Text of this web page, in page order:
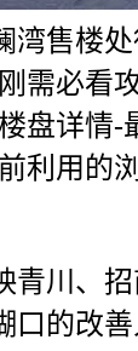
湾售楼
需必看
盘详情-
利用的
川、招
口的改